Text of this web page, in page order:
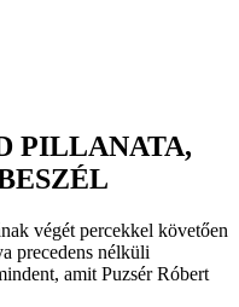
PILLANATA,
végét percekkel követően
precedens nélküli
amit Puzsér Róbert